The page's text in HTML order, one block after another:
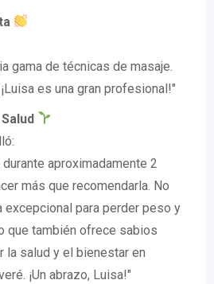
gama de técnicas de masaje.
es una gran profesional!"
aproximadamente 2
más que recomendarla. No
excepcional para perder peso y
que también ofrece sabios
la salud y el bienestar en
¡Un abrazo, Luisa!"